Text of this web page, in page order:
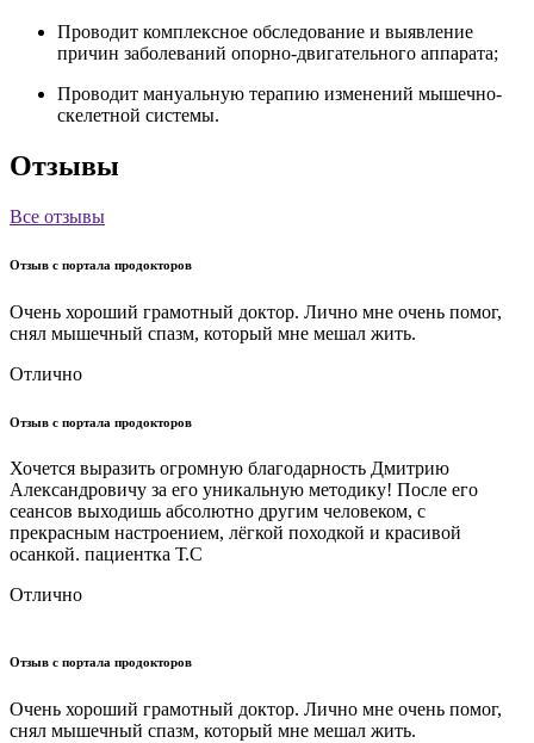
Проводит комплексное обследование и выявление
причин заболеваний опорно-двигательного аппарата;
Проводит мануальную терапию изменений мышечно-
скелетной системы.
Отзывы
Все отзывы
Отзыв с портала продокторов
Очень хороший грамотный доктор. Лично мне очень помог,
снял мышечный спазм, который мне мешал жить.
Отлично
Отзыв с портала продокторов
Хочется выразить огромную благодарность Дмитрию
Александровичу за его уникальную методику! После его
сеансов выходишь абсолютно другим человеком, с
прекрасным настроением, лёгкой походкой и красивой
осанкой. пациентка Т.С
Отлично
Отзыв с портала продокторов
Очень хороший грамотный доктор. Лично мне очень помог,
снял мышечный спазм, который мне мешал жить.